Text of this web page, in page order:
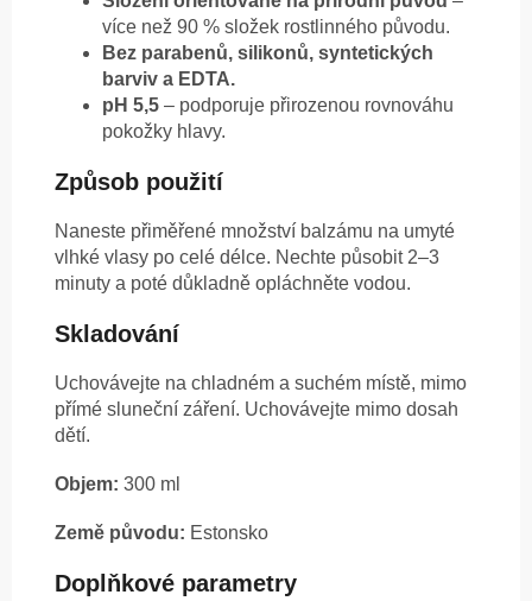
více než 90 % složek rostlinného původu.
Bez parabenů, silikonů, syntetických
barviv a EDTA.
pH 5,5 – podporuje přirozenou rovnováhu
pokožky hlavy.
Způsob použití
Naneste přiměřené množství balzámu na umyté
vlhké vlasy po celé délce. Nechte působit 2–3
minuty a poté důkladně opláchněte vodou.
Skladování
Uchovávejte na chladném a suchém místě, mimo
přímé sluneční záření. Uchovávejte mimo dosah
dětí.
Objem: 300 ml
Země původu: Estonsko
Doplňkové parametry